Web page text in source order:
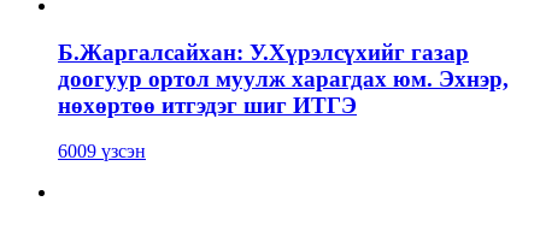
Б.Жаргалсайхан: У.Хүрэлсүхийг газар
доогуур ортол муулж харагдах юм. Эхнэр,
нөхөртөө итгэдэг шиг ИТГЭ
6009 үзсэн